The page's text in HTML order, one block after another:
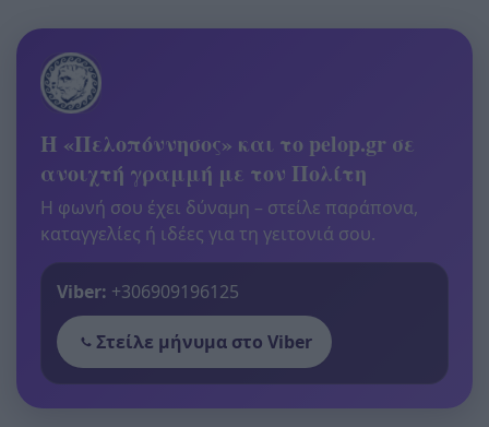
Η «Πελοπόννησος» και το pelop.gr σε
ανοιχτή γραμμή με τον Πολίτη
Η φωνή σου έχει δύναμη – στείλε παράπονα,
καταγγελίες ή ιδέες για τη γειτονιά σου.
Viber: +306909196125
Στείλε μήνυμα στο Viber